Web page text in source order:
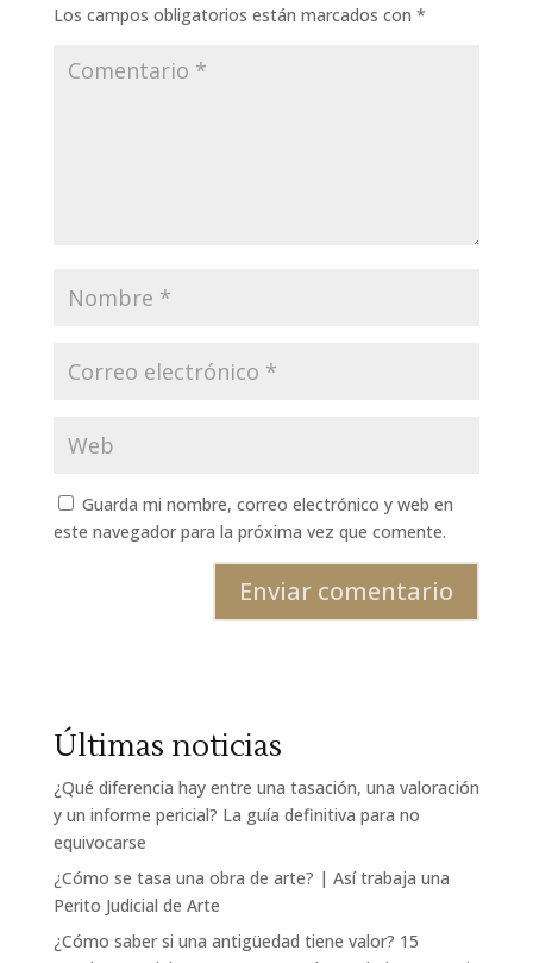
Los campos obligatorios están marcados con *
Guarda mi nombre, correo electrónico y web en
este navegador para la próxima vez que comente.
Últimas noticias
¿Qué diferencia hay entre una tasación, una valoración
y un informe pericial? La guía definitiva para no
equivocarse
¿Cómo se tasa una obra de arte? | Así trabaja una
Perito Judicial de Arte
¿Cómo saber si una antigüedad tiene valor? 15